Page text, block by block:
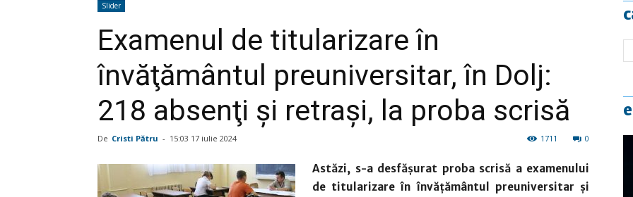
Slider
Examenul de titularizare în
învăţământul preuniversitar, în Dolj:
218 absenţi și retrași, la proba scrisă
De Cristi Pătru - 15:03 17 iulie 2024 0
1711
Astăzi, s-a desfăşurat proba scrisă a examenului
de titularizare în învăţământul preuniversitar şi